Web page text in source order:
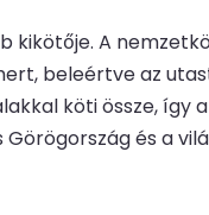
A
beleértve az
köti össze, így
és a